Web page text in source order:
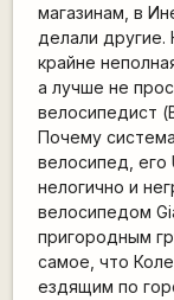
магазинам, в
делали
крайне
а лучше не
велосипедист
Почему
велосипед, его
нелогично и
велосипедом
пригородным
самое, что
ездящим по